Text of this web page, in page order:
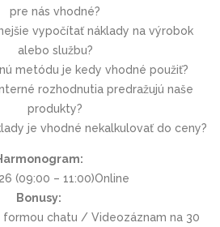
pre nás vhodné?
vypočítať náklady na výrobok
alebo službu?
metódu je kedy vhodné použiť?
rozhodnutia predražujú naše
produkty?
je vhodné nekalkulovať do ceny?
(09:00 – 11:00)Online
Bonusy:
chatu / Videozáznam na 30